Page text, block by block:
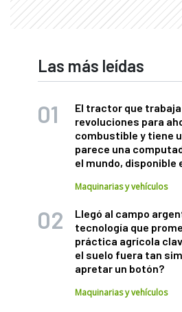
Las más leídas
El tractor que trabaja
revoluciones para
combustible y tiene
parece una
el mundo, disponible
Maquinarias y vehículos
Llegó al campo
tecnología que
práctica agrícola
el suelo fuera tan
apretar un botón?
Maquinarias y vehículos